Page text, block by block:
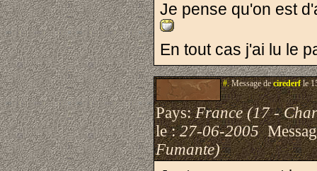
Je pense qu'on est
En tout cas j'ai lu le
#.Message decirederfle
Pays:France (17 -
le :27-06-2005
Fumante)